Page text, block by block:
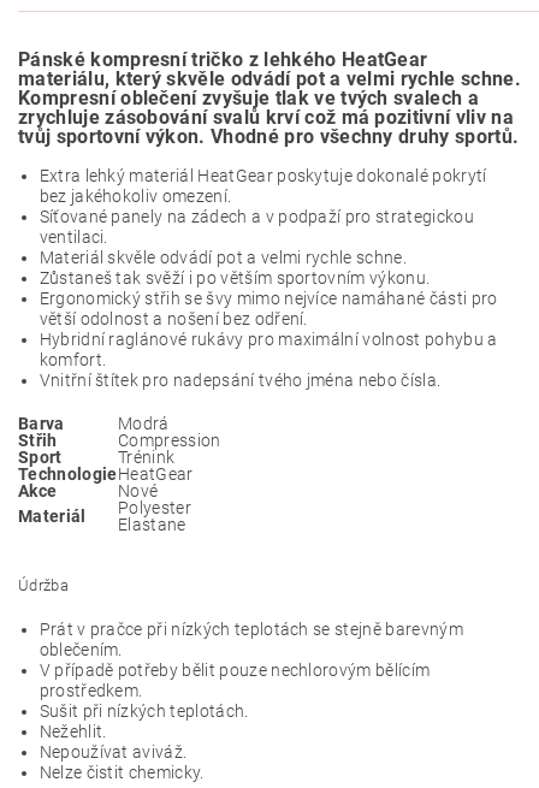
Pánské kompresní tričko z lehkého HeatGear
materiálu, který skvěle odvádí pot a velmi rychle schne.
Kompresní oblečení zvyšuje tlak ve tvých svalech a
zrychluje zásobování svalů krví což má pozitivní vliv na
tvůj sportovní výkon. Vhodné pro všechny druhy sportů.
Extra lehký materiál HeatGear poskytuje dokonalé pokrytí
bez jakéhokoliv omezení.
Síťované panely na zádech a v podpaží pro strategickou
ventilaci.
Materiál skvěle odvádí pot a velmi rychle schne.
Zůstaneš tak svěží i po větším sportovním výkonu.
Ergonomický střih se švy mimo nejvíce namáhané části pro
větší odolnost a nošení bez odření.
Hybridní raglánové rukávy pro maximální volnost pohybu a
komfort.
Vnitřní štítek pro nadepsání tvého jména nebo čísla.
Barva
Modrá
Střih
Compression
Sport
Trénink
TechnologieHeatGear
Akce
Nové
Materiál
Polyester
Elastane
Údržba
Prát v pračce při nízkých teplotách se stejně barevným
oblečením.
V případě potřeby bělit pouze nechlorovým bělícím
prostředkem.
Sušit při nízkých teplotách.
Nežehlit.
Nepoužívat aviváž.
Nelze čistit chemicky.